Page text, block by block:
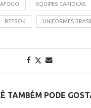
EQUIPES CARIOCAS
REEBOK UNIFORMES
TAMBÉM PODE